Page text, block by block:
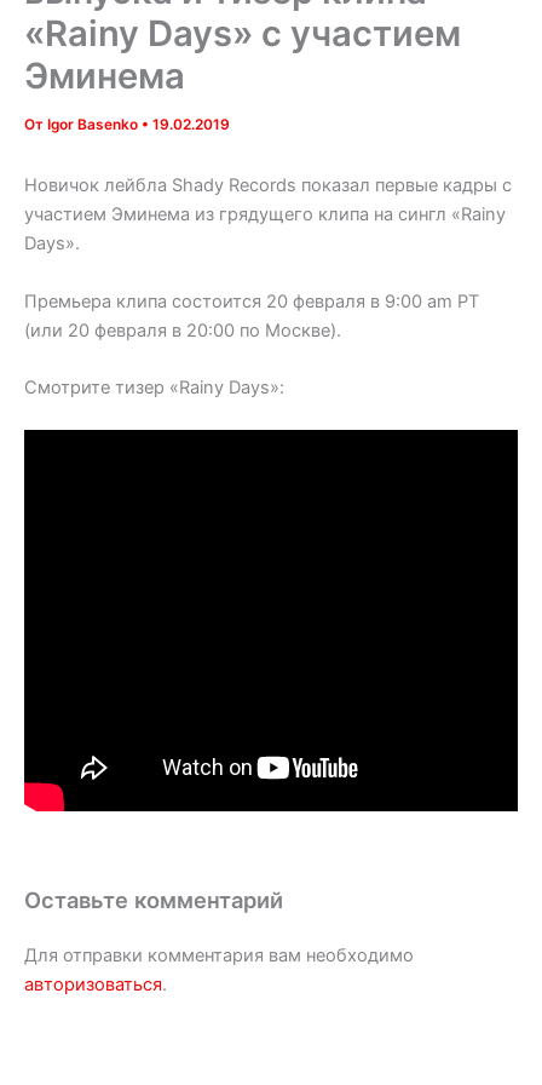
«Rainy Days» с участием
Эминема
От Igor Basenko • 19.02.2019
Новичок лейбла Shady Records показал первые кадры с
участием Эминема из грядущего клипа на сингл «Rainy
Days».
Премьера клипа состоится 20 февраля в 9:00 am PT
(или 20 февраля в 20:00 по Москве).
Смотрите тизер «Rainy Days»:
Оставьте комментарий
Для отправки комментария вам необходимо
авторизоваться.